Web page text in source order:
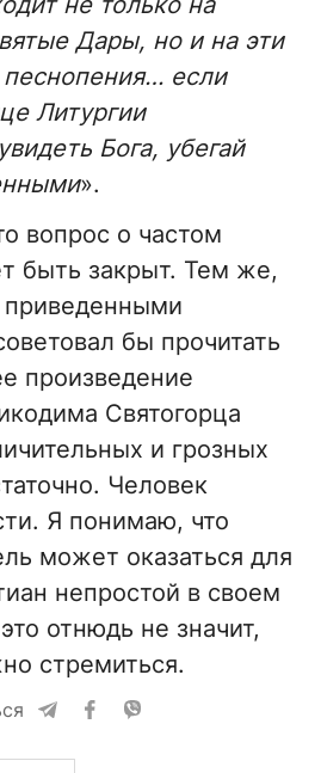
Дары, но и на эти
песнопения… если
Литургии
Бога, убегай
».
вопрос о частом
быть закрыт. Тем же,
приведенными
бы прочитать
произведение
Святогорца
и грозных
Человек
Я понимаю, что
может оказаться для
непростой в своем
отнюдь не значит,
стремиться.